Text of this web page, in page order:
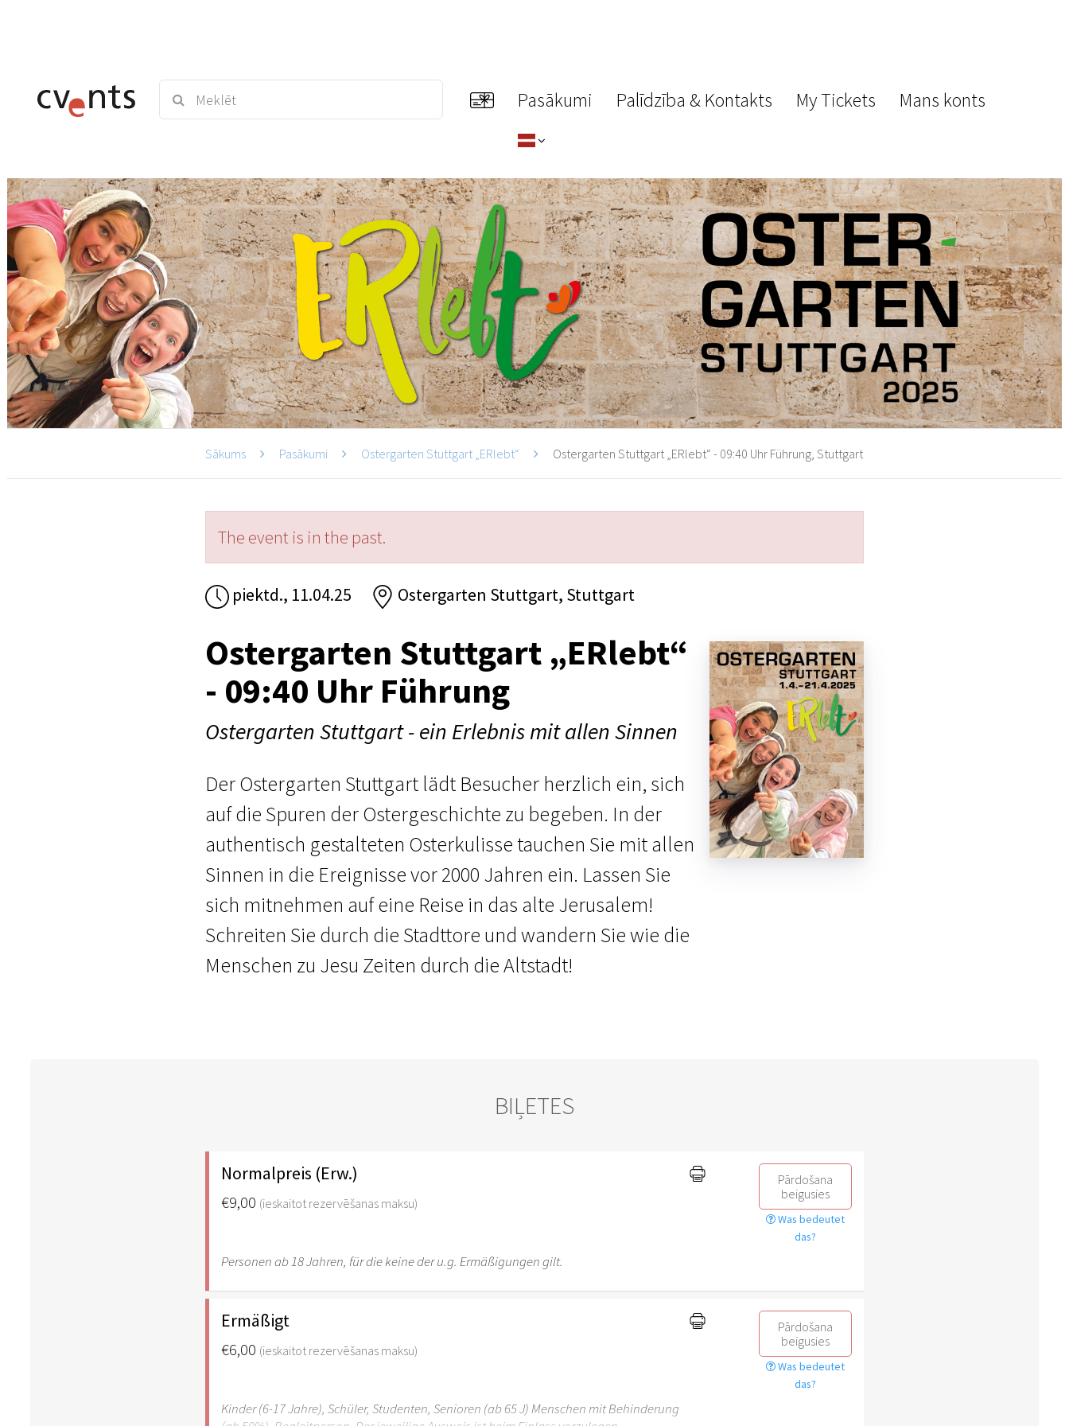
Pasākumi Palīdzība & Kontakts My Tickets Mans konts
Sākums Pasākumi Ostergarten Stuttgart „ERlebt“ Ostergarten Stuttgart „ERlebt“ - 09:40 Uhr Führung, Stuttgart
The event is in the past.
piektd., 11.04.25 Ostergarten Stuttgart, Stuttgart
Ostergarten Stuttgart „ERlebt“
- 09:40 Uhr Führung
Ostergarten Stuttgart - ein Erlebnis mit allen Sinnen
Der Ostergarten Stuttgart lädt Besucher herzlich ein, sich
auf die Spuren der Ostergeschichte zu begeben. In der
authentisch gestalteten Osterkulisse tauchen Sie mit allen
Sinnen in die Ereignisse vor 2000 Jahren ein. Lassen Sie
sich mitnehmen auf eine Reise in das alte Jerusalem!
Schreiten Sie durch die Stadttore und wandern Sie wie die
Menschen zu Jesu Zeiten durch die Altstadt!
BIĻETES
Normalpreis (Erw.)
€9,00 (ieskaitot rezervēšanas maksu)
Pārdošana
beigusies
Was bedeutet
das?
Personen ab 18 Jahren, für die keine der u.g. Ermäßigungen gilt.
Ermäßigt
€6,00 (ieskaitot rezervēšanas maksu)
Pārdošana
beigusies
Was bedeutet
das?
Kinder (6-17 Jahre), Schüler, Studenten, Senioren (ab 65 J) Menschen mit Behinderung